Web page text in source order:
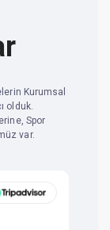
Kurumsal
olduk.
Spor
var.